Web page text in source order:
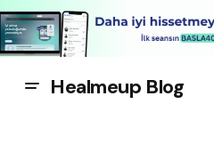
Healmeup Blog